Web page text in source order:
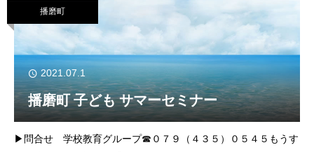
播磨町
2021.07.1
播磨町 子ども サマーセミナー
▶問合せ 学校教育グループ☎０７９（４３５）０５４５もうす